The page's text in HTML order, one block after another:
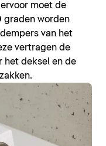
moet de
graden worden
van het
vertragen de
het deksel en de